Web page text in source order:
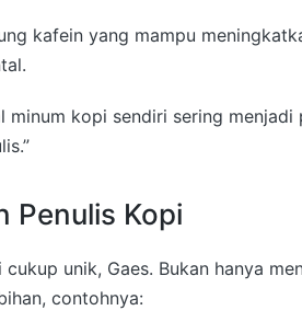
kafein yang mampu
minum kopi sendiri sering
Penulis Kopi
cukup unik, Gaes. Bukan hanya
contohnya: